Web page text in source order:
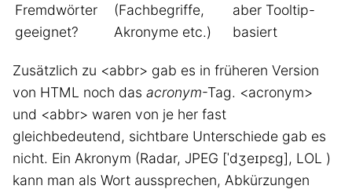
Fremdwörter
geeignet?
(Fachbegriffe,
Akronyme etc.)
aber Tooltip-
basiert
Zusätzlich zu <abbr> gab es in früheren Version
von HTML noch das acronym-Tag. <acronym>
und <abbr> waren von je her fast
gleichbedeutend, sichtbare Unterschiede gab es
nicht. Ein Akronym (Radar, JPEG [ˈdʒeɪpɛɡ], LOL )
kann man als Wort aussprechen, Abkürzungen